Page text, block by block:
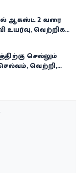
ஆகஸ்ட் 2 வரை
உயர்வு, வெற்றிகள்
செல்லும்
செல்வம், வெற்றி,